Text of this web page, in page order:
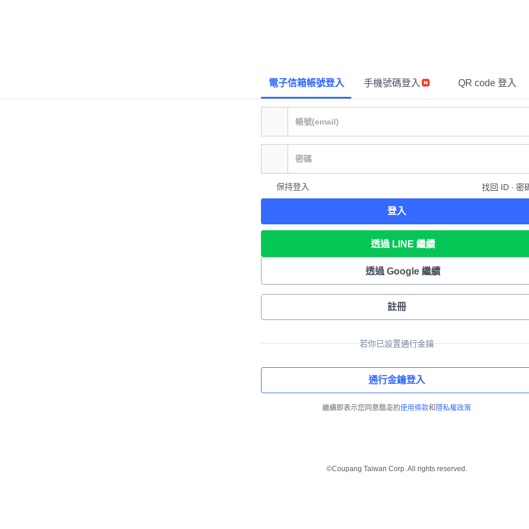
電子信箱帳號登入 手機號碼登入 QR code 登入
保持登入 找回 ID ∙ 密
登入
透過 LINE 繼續
透過 Google 繼續
註冊
若你已設置通行金鑰
通行金鑰登入
繼續即表示您同意酷澎的使用條款和 隱私權政策
©Coupang Taiwan Corp. All rights reserved.